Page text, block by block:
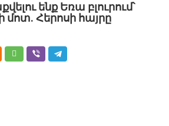
ենք Եռա բլուրում՝
մոտ. Հերոսի հայրը